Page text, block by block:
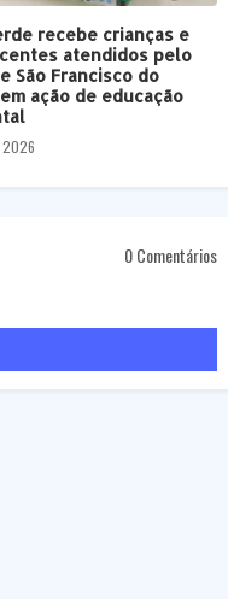
recebe crianças e
atendidos pelo
São Francisco do
ação de educação
2026
0 Comentários